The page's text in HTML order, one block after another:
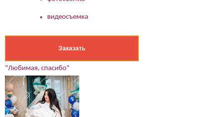
видеосъемка
Заказать
"Любимая, спасибо"